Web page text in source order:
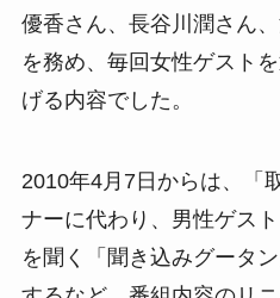
優香さん、長谷川潤さん
を務め、毎回女性ゲスト
げる内容でした。
2010年4月7日からは、「
ナーに代わり、男性ゲス
を聞く「聞き込みグータ